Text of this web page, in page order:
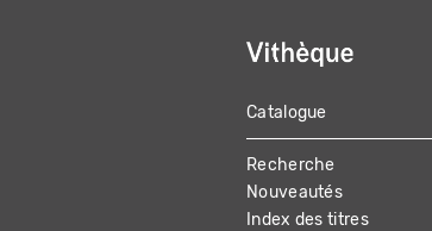
MAIN
NAVIGATION
Catalogue
Recherche
Nouveautés
Index des titres